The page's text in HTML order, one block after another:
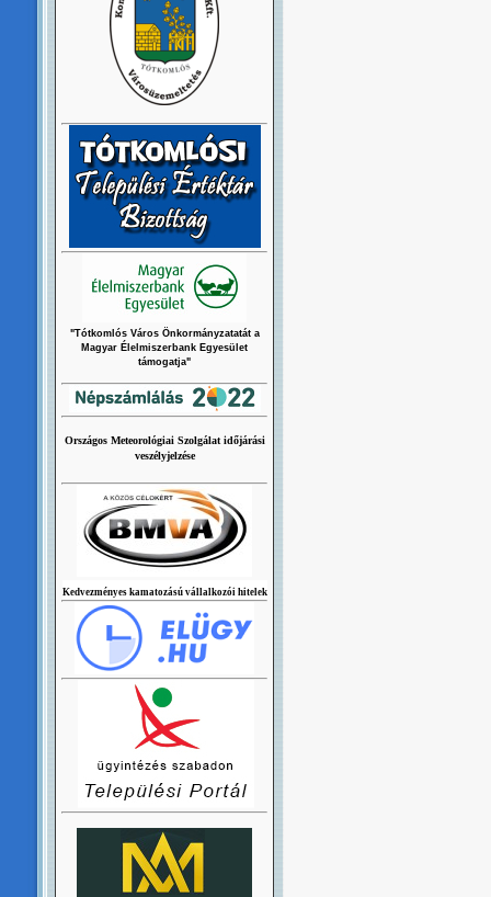
"Tótkomlós Város Önkormányzatatát a
Magyar Élelmiszerbank Egyesület
támogatja"
Országos Meteorológiai Szolgálat időjárási
veszélyjelzése
Kedvezményes kamatozású vállalkozói hitelek